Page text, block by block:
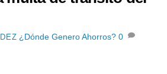
¿Dónde Genero Ahorros? 0